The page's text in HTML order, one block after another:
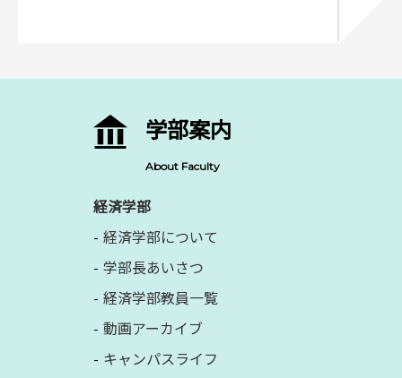
学部案内
About Faculty
経済学部
経済学部について
学部長あいさつ
経済学部教員一覧
動画アーカイブ
キャンパスライフ